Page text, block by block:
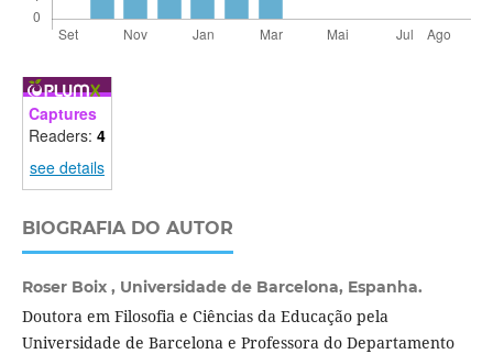
Captures
Readers: 4
see details
BIOGRAFIA DO AUTOR
Roser Boix , Universidade de Barcelona, Espanha.
Doutora em Filosofia e Ciências da Educação pela
Universidade de Barcelona e Professora do Departamento